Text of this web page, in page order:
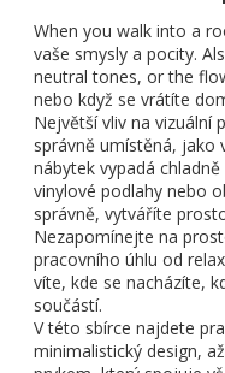
When you walk into a
vaše smysly a pocity.
neutral tones, or the
nebo když se vrátíte
Největší vliv na vizuální
správně umístěná, jako
nábytek vypadá
vinylové podlahy nebo
správně, vytváříte
Nezapomínejte na
pracovního úhlu od
víte, kde se nacházíte,
součástí.
V této sbírce najdete
minimalistický design,